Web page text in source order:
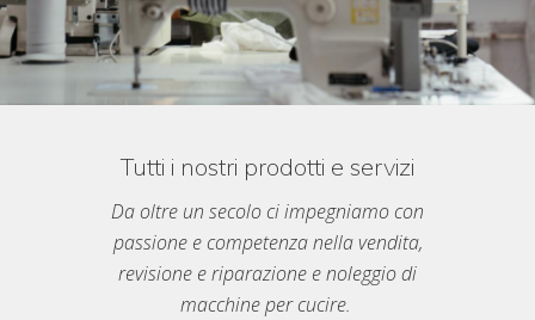
i
r
e
M
i
l
o
Tutti i nostri prodotti e servizi
Da oltre un secolo ci impegniamo con
passione e competenza nella vendita,
revisione e riparazione e noleggio di
macchine per cucire.